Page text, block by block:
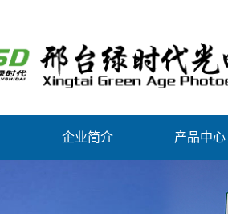
企业简介 产品中心